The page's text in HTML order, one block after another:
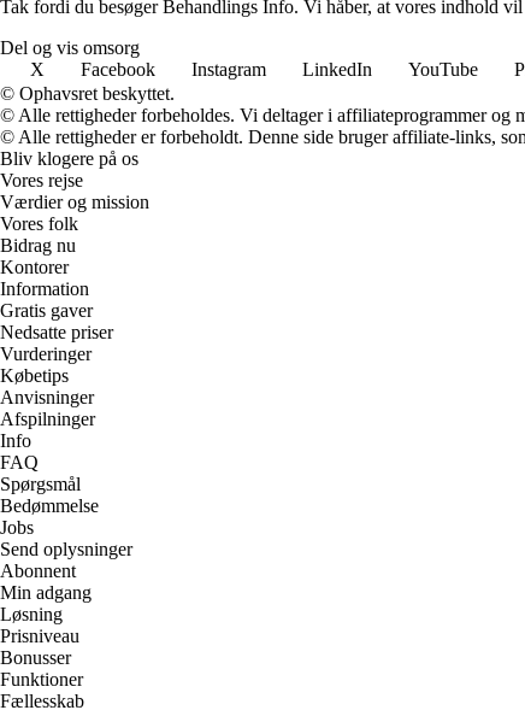
Tak fordi du besøger Behandlings Info. Vi håber, at vores indhold
Del og vis omsorg
X
Facebook Instagram LinkedIn YouTube
© Ophavsret beskyttet.
© Alle rettigheder forbeholdes. Vi deltager i affiliateprogrammer og
© Alle rettigheder er forbeholdt. Denne side bruger affiliate-links,
Bliv klogere på os
Vores rejse
Værdier og mission
Vores folk
Bidrag nu
Kontorer
Information
Gratis gaver
Nedsatte priser
Vurderinger
Købetips
Anvisninger
Afspilninger
Info
FAQ
Spørgsmål
Bedømmelse
Jobs
Send oplysninger
Abonnent
Min adgang
Løsning
Prisniveau
Bonusser
Funktioner
Fællesskab